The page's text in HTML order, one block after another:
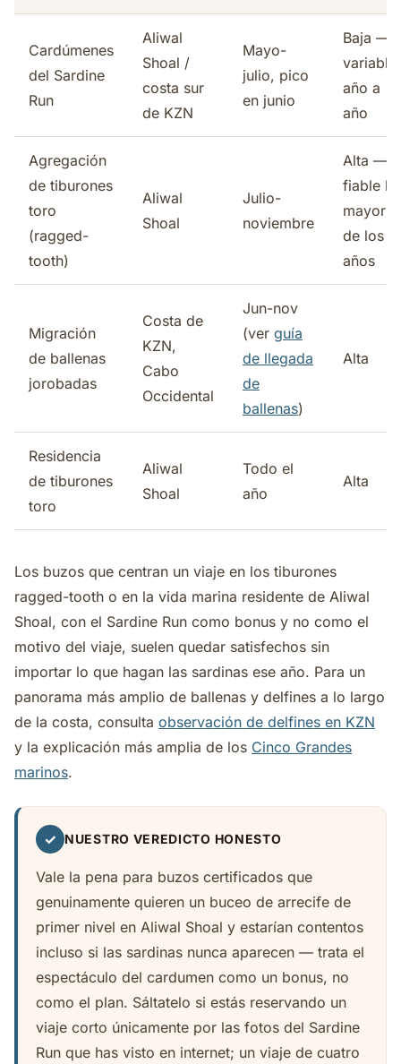
Cardúmenes
del Sardine
Run
Aliwal
Shoal /
costa sur
de KZN
Mayo-
julio, pico
en junio
Baja —
variable
año a
año
Agregación
de tiburones
toro
(ragged-
tooth)
Aliwal
Shoal
Julio-
noviembre
Alta —
fiable la
mayoría
de los
años
Migración
de ballenas
jorobadas
Costa de
KZN,
Cabo
Occidental
Jun-nov
(ver guía
de llegada
de
ballenas)
Alta
Residencia
de tiburones
toro
Aliwal
Shoal
Todo el
año
Alta
Los buzos que centran un viaje en los tiburones
ragged-tooth o en la vida marina residente de Aliwal
Shoal, con el Sardine Run como bonus y no como el
motivo del viaje, suelen quedar satisfechos sin
importar lo que hagan las sardinas ese año. Para un
panorama más amplio de ballenas y delfines a lo largo
de la costa, consulta observación de delfines en KZN
y la explicación más amplia de los Cinco Grandes
marinos.
✓ NUESTRO VEREDICTO HONESTO
Vale la pena para buzos certificados que
genuinamente quieren un buceo de arrecife de
primer nivel en Aliwal Shoal y estarían contentos
incluso si las sardinas nunca aparecen — trata el
espectáculo del cardumen como un bonus, no
como el plan. Sáltatelo si estás reservando un
viaje corto únicamente por las fotos del Sardine
Run que has visto en internet; un viaje de cuatro